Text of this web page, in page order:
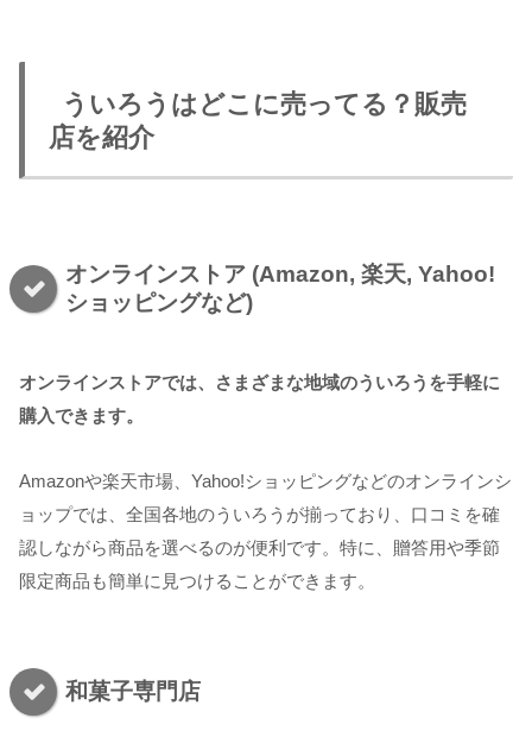
ういろうはどこに売ってる？販売
店を紹介
オンラインストア (Amazon, 楽天, Yahoo!
ショッピングなど)
オンラインストアでは、さまざまな地域のういろうを手軽に
購入できます。
Amazonや楽天市場、Yahoo!ショッピングなどのオンラインシ
ョップでは、全国各地のういろうが揃っており、口コミを確
認しながら商品を選べるのが便利です。特に、贈答用や季節
限定商品も簡単に見つけることができます。
和菓子専門店